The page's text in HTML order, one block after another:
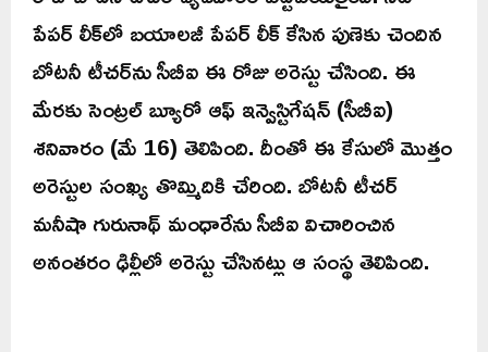
పేపర్‌ లీక్‌లో బయాలజీ పేపర్ లీక్ కేసిన పుణెకు చెందిన
బోటనీ టీచర్‌ను సీబీఐ ఈ రోజు అరెస్టు చేసింది. ఈ
మేరకు సెంట్రల్ బ్యూరో ఆఫ్ ఇన్వెస్టిగేషన్ (సీబీఐ)
శనివారం (మే 16) తెలిపింది. దీంతో ఈ కేసులో మొత్తం
అరెస్టుల సంఖ్య తొమ్మిదికి చేరింది. బోటనీ టీచర్‌
మనీషా గురునాథ్ మంధారేను సీబీఐ విచారించిన
అనంతరం ఢిల్లీలో అరెస్టు చేసినట్లు ఆ సంస్థ తెలిపింది.